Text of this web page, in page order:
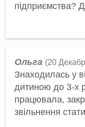
підприємства?
Ольга (20
Знаходилась у
дитиною до 3-х
працювала,
звільнення